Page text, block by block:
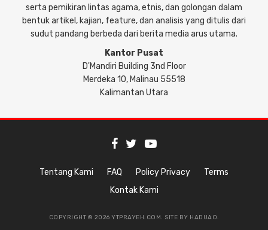
serta pemikiran lintas agama, etnis, dan golongan dalam
bentuk artikel, kajian, feature, dan analisis yang ditulis dari
sudut pandang berbeda dari berita media arus utama.
Kantor Pusat
D'Mandiri Building 3nd Floor
Merdeka 10, Malinau 55518
Kalimantan Utara
Tentang Kami FAQ Policy Privacy
Terms
Kontak Kami
COPYRIGHT © 2026 YTPRAYEH.COM. SITE BY HADUAO.